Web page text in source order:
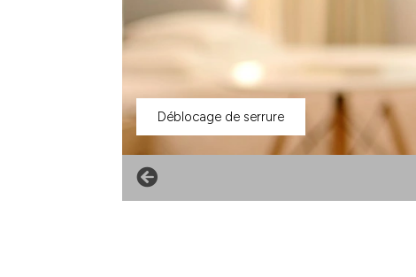
Déblocage de serrure